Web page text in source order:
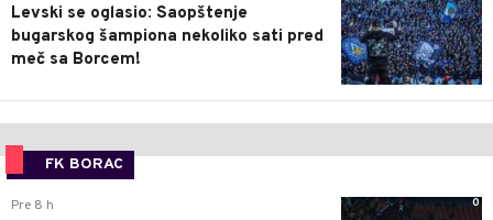
Levski se oglasio: Saopštenje
bugarskog šampiona nekoliko sati pred
meč sa Borcem!
FK BORAC
0
Pre 8 h